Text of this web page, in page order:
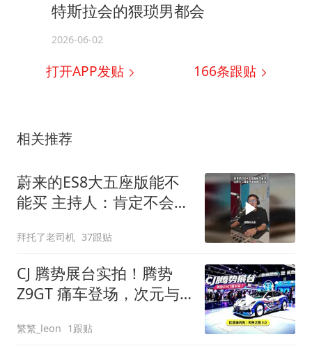
特斯拉会的猥琐男都会
2026-06-02
打开APP发贴 166条跟贴
相关推荐
蔚来的ES8大五座版能不
能买 主持人：肯定不会错
拜托了老司机 37跟贴
CJ 腾势展台实拍！腾势
Z9GT 痛车登场，次元与
繁繁_leon 1跟贴